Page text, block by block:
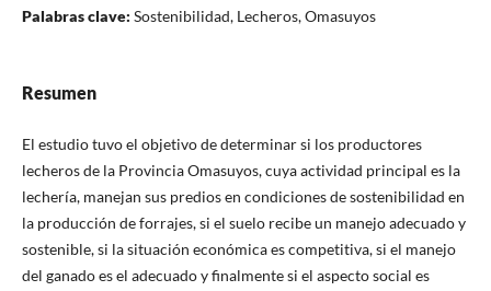
Palabras clave: Sostenibilidad, Lecheros, Omasuyos
Resumen
El estudio tuvo el objetivo de determinar si los productores
lecheros de la Provincia Omasuyos, cuya actividad principal es la
lechería, manejan sus predios en condiciones de sostenibilidad en
la producción de forrajes, si el suelo recibe un manejo adecuado y
sostenible, si la situación económica es competitiva, si el manejo
del ganado es el adecuado y finalmente si el aspecto social es